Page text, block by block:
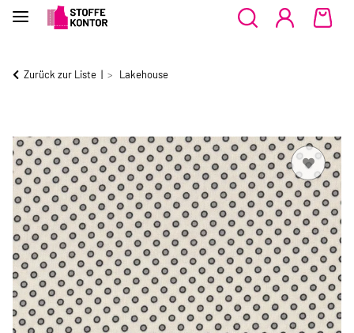
Zurück zur Liste Lakehouse